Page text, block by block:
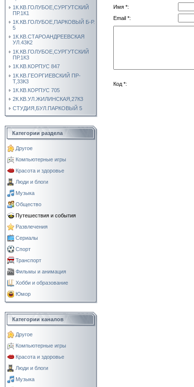
1К.КВ.ГОЛУБОЕ,СУРГУТСКИЙ
ПР.1К1
1К.КВ.ГОЛУБОЕ,ПАРКОВЫЙ Б-Р.
5
1К.КВ.СТАРОАНДРЕЕВСКАЯ
УЛ.43К2
1К.КВ.ГОЛУБОЕ,СУРГУТСКИЙ
ПР.1К3
1К.КВ.КОРПУС 847
1К.КВ.ГЕОРГИЕВСКИЙ ПР-
Т,33К3
1К.КВ.КОРПУС 705
2К.КВ.УЛ.ЖИЛИНСКАЯ,27К3
СТУДИЯ,БУЛ.ПАРКОВЫЙ 5
Категории раздела
Другое
Компьютерные игры
Красота и здоровье
Люди и блоги
Музыка
Общество
Путешествия и события
Развлечения
Сериалы
Спорт
Транспорт
Фильмы и анимация
Хобби и образование
Юмор
Категории каналов
Другое
Компьютерные игры
Красота и здоровье
Люди и блоги
Музыка
Имя *:
Email *:
Код *: